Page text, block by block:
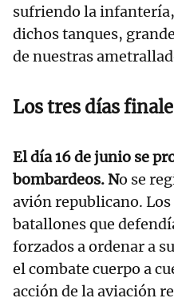
sufriendo la
dichos tanques,
de nuestras
Los tres días
El día 16 de junio se
bombardeos. No se
avión republicano.
batallones que
forzados a ordenar a
el combate cuerpo a
acción de la aviación